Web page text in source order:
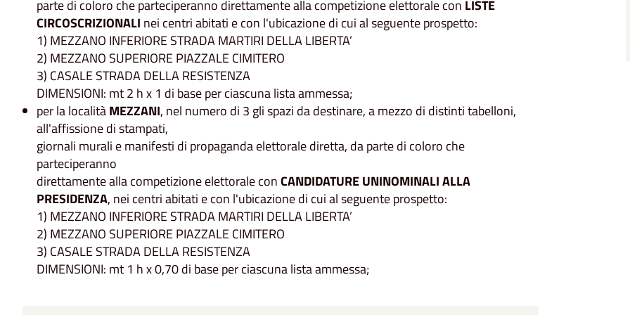
parte di coloro che parteciperanno direttamente alla competizione elettorale con LISTE
CIRCOSCRIZIONALI nei centri abitati e con l'ubicazione di cui al seguente prospetto:
1) MEZZANO INFERIORE STRADA MARTIRI DELLA LIBERTA’
2) MEZZANO SUPERIORE PIAZZALE CIMITERO
3) CASALE STRADA DELLA RESISTENZA
DIMENSIONI: mt 2 h x 1 di base per ciascuna lista ammessa;
per la localitàMEZZANI, nel numero di 3 gli spazi da destinare, a mezzo di distinti tabelloni,
all'affissione di stampati,
giornali murali e manifesti di propaganda elettorale diretta, da parte di coloro che
parteciperanno
direttamente alla competizione elettorale conCANDIDATURE UNINOMINALI ALLA
PRESIDENZA, nei centri abitati e con l'ubicazione di cui al seguente prospetto:
1) MEZZANO INFERIORE STRADA MARTIRI DELLA LIBERTA’
2) MEZZANO SUPERIORE PIAZZALE CIMITERO
3) CASALE STRADA DELLA RESISTENZA
DIMENSIONI: mt 1 h x 0,70 di base per ciascuna lista ammessa;